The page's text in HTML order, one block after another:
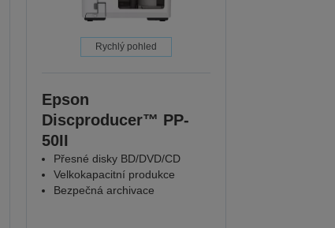
Rychlý pohled
Epson
Discproducer™ PP-
50II
Přesné disky BD/DVD/CD
Velkokapacitní produkce
Bezpečná archivace